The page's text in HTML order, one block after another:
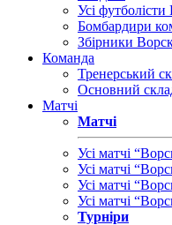
Усі
Бомбардири
Збірники
Команда
Тренерський
Основний
Матчі
Матчі
Усі матчі
Усі матчі
Усі матчі
Усі матчі
Турніри